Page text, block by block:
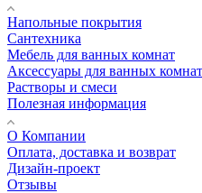
Напольные покрытия
Сантехника
Мебель для ванных комнат
Аксессуары для ванных комнат
Растворы и смеси
Полезная информация
О Компании
Оплата, доставка и возврат
Дизайн-проект
Отзывы